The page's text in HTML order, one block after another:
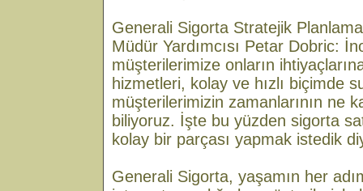
Generali Sigorta Stratejik
Müdür Yardımcısı Petar Dobric:
müşterilerimize onların
hizmetleri, kolay ve hızlı biçimde
müşterilerimizin zamanlarının ne
biliyoruz. İşte bu yüzden sigorta
kolay bir parçası yapmak istedik
Generali Sigorta, yaşamın her